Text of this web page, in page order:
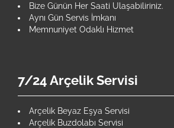
Bize Günün Her Saati Ulaşabiliriniz.
Aynı Gün Servis İmkanı
Memnuniyet Odaklı Hizmet
7/24 Arçelik Servisi
Arçelik Beyaz Eşya Servisi
Arçelik Buzdolabı Servisi